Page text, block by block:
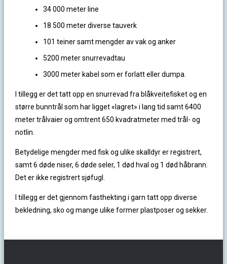
34 000 meter line
18 500 meter diverse tauverk
101 teiner samt mengder av vak og anker
5200 meter snurrevadtau
3000 meter kabel som er forlatt eller dumpa.
I tillegg er det tatt opp en snurrevad fra blåkveitefisket og en
større bunntrål som har ligget «lagret» i lang tid samt 6400
meter trålvaier og omtrent 650 kvadratmeter med trål- og
notlin.
Betydelige mengder med fisk og ulike skalldyr er registrert,
samt 6 døde niser, 6 døde seler, 1 død hval og 1 død håbrann.
Det er ikke registrert sjøfugl.
I tillegg er det gjennom fasthekting i garn tatt opp diverse
bekledning, sko og mange ulike former plastposer og sekker.